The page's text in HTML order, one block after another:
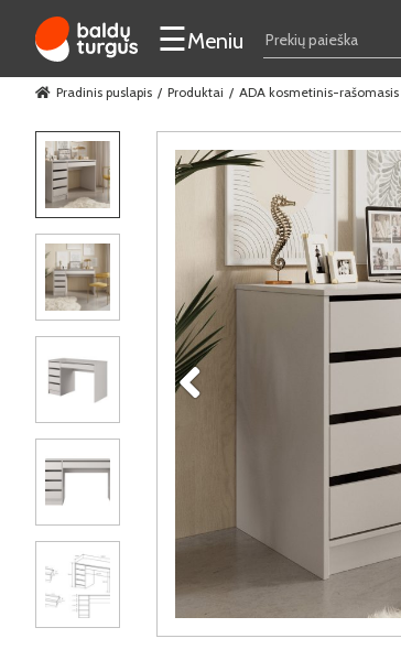
☰Meniu
Pradinis puslapis Produktai ADA kosmetinis-